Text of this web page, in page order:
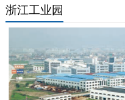
浙江工业园